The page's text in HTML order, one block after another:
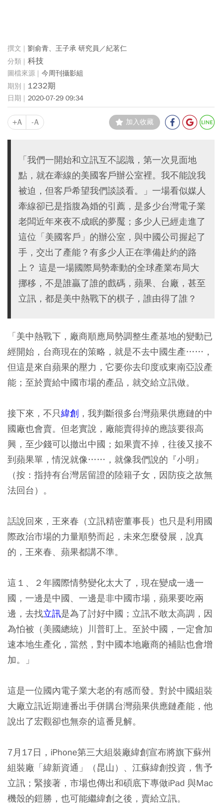
劉俞青、王子承 研究員／紀茗仁
科技
今周刊攝影組
1232期
2020-07-29 09:34
+A -A 加入收藏
「我們一開始和立訊互不認識，第一次見面地
點，就在牽線的美國客戶辦公室裡。我不能說我
被迫，但客戶希望我們談談看。」一場看似媒人
牽線卻已是指腹為婚的引薦，是多少台灣電子業
老闆近年來夜不成眠的夢魘；多少人已經走進了
這位「美國客戶」的辦公室，與中國公司握起了
手，交出了產能？有多少人正在準備赴約的路
上？ 這是一場國際局勢牽動的全球產業布局大
挪移，不是誰贏了誰的戲碼，蘋果、台廠，甚至
立訊，都是美中熱戰下的棋子，誰由得了誰？
「美中熱戰下，廠商順應局勢調整生產基地的變動已
經開始，台商現在的策略，就是不去中國生產……，
但這是來自蘋果的壓力，它要你去印度或東南亞設產
能；至於賣給中國市場的產品，就交給立訊做。
接下來，不只緯創 ，我判斷很多台灣蘋果供應鏈的中
國廠也會賣。但老實說，廠能賣得掉的應該要很高
興，至少錢可以撤出中國；如果賣不掉，往後又接不
到蘋果單，情況就像……，就像我們說的『小明』
（按：指持有台灣居留證的陸籍子女，因防疫之故無
法回台）。
話說回來，王來春（立訊精密董事長）也只是利用國
際政治市場的力量順勢而起，未來怎麼發展，說真
的，王來春、蘋果都講不準。
這１、２年國際情勢變化太大了，現在變成一邊一
國，一邊是中國、一邊是非中國市場，蘋果要吃兩
邊，去找立訊是為了討好中國；立訊不敢太高調，因
為怕被（美國總統）川普盯上。至於中國，一定會加
速本地生產化，當然，對中國本地廠商的補貼也會增
加。」
這是一位國內電子業大老的有感而發。對於中國組裝
大廠立訊近期連番出手併購台灣蘋果供應鏈產能，他
說出了宏觀卻也無奈的這番見解。
7月17日，iPhone第三大組裝廠緯創宣布將旗下蘇州
組裝廠「緯新資通」（昆山）、江蘇緯創投資，售予
立訊；緊接著，市場也傳出和碩底下專做iPad 與Mac
機殼的鎧勝，也可能繼緯創之後，賣給立訊。